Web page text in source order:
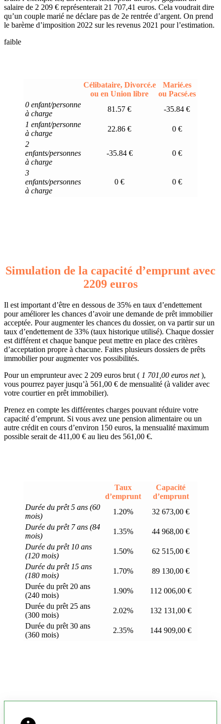
salaire de 2 209 € représenterait 21 707,41 euros. Cela voudrait dire
qu’un couple marié ne déclare pas de 2e rentrée d’argent. On prend
le barème d’imposition 2022 sur les revenus 2021 pour l’estimation.
faible
Célibataire, Divorcé.e
ou en Union libre
Marié.es
ou Pacsé.es
0 enfant/personne
à charge
81.57 €
-35.84 €
1 enfant/personne
à charge
22.86 €
0 €
2
enfants/personnes
à charge
-35.84 € 0 €
3
enfants/personnes
à charge
0 € 0 €
Simulation de la capacité d’emprunt avec
2209 euros
Il est important d’être en dessous de 35% en taux d’endettement
pour améliorer les chances d’avoir une demande de prêt immobilier
acceptée. Pour augmenter les chances du dossier, on va partir sur un
taux d’endettement de 33% (taux historique utilisé). Chaque dossier
est différent et chaque banque peut mettre en place des critères
d’acceptation propre à chacune. Faites plusieurs dossiers de prêts
immobilier pour augmenter vos possibilités.
Pour un emprunteur avec 2 209 euros brut ( 1 701,00 euros net),
vous pourrez payer jusqu’à 561,00 € de mensualité (à valider avec
votre courtier en prêt immobilier).
Prenez en compte les différentes charges pouvant réduire votre
capacité d’emprunt. Si vous avez une pension alimentaire ou un
autre crédit en cours d’environ 150 euros, la mensualité maximum
possible serait de 411,00 € au lieu des 561,00 €.
Taux
d’emprunt
Capacité
d’emprunt
Durée du prêt 5 ans (60
mois)
1.20%
32 673,00 €
Durée du prêt 7 ans (84
mois)
1.35%
44 968,00 €
Durée du prêt 10 ans
(120 mois)
1.50%
62 515,00 €
Durée du prêt 15 ans
(180 mois)
1.70%
89 130,00 €
Durée du prêt 20 ans
(240 mois)
1.90%
112 006,00 €
Durée du prêt 25 ans
(300 mois)
2.02%
132 131,00 €
Durée du prêt 30 ans
(360 mois)
2.35% 144 909,00 €